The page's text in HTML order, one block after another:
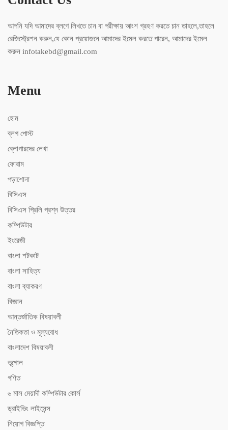
আপনি যদি আমাদের ব্লগে লিখতে চান বা পরীক্ষায় আংশ গ্রহণ করতে চান তাহলে,তাহলে
রেজিস্ট্রেশন করুন,যে কোন প্রয়োজনে আমাদের ইমেল করতে পারেন, আমাদের ইমেল
করুন infotakebd@gmail.com
Menu
হোম
ব্লগ পোস্ট
ব্লোগারদের লেখা
ফোরাম
পড়াশোনা
বিসিএস
বিসিএস ‍প্রিলি প্রশ্ন উত্তর
কম্পিউটার
ইংরেজী
বাংলা শটকাট
বাংলা সাহিত্য
বাংলা ব্যাকরণ
বিজ্ঞান
আন্তর্জাতিক বিষয়াবলী
নৈতিকতা ও মূল্যবোধ
বাংলাদেশ বিষয়াবলী
ভূগোল
গণিত
৬ মাস মেয়াদী কম্পিউটার কোর্স
ড্রাইভিং লাইসেন্স
নিয়োগ বিজ্ঞপ্তি